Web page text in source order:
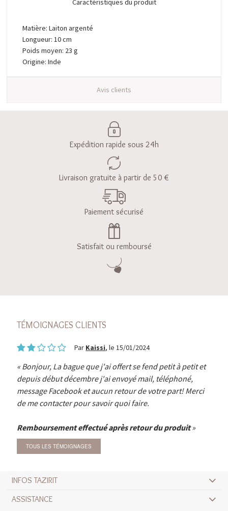
Caractéristiques du produit
Matière: Laiton argenté
Longueur: 10 cm
Poids moyen: 23 g
Origine: Inde
Avis clients
Expédition rapide sous 24h
Livraison gratuite à partir de 50 €
Paiement sécurisé
Satisfait ou remboursé
TÉMOIGNAGES CLIENTS
Par Kaissi, le 15/01/2024
Bonjour, La bague que j'ai offert se fend petit à petit et
depuis début décembre j'ai envoyé mail, téléphoné,
message Facebook et aucun retour de votre part! Merci
de me contacter pour savoir quoi faire.
Remboursement effectué après retour du produit
TOUS LES TÉMOIGNAGES
INFOS TAZIRIT
ASSISTANCE